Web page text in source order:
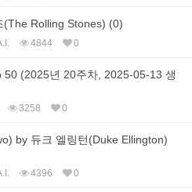
(The Rolling Stones) (0)
4844 0
50 (2025년 20주차, 2025-05-13 생
3258 0
by 듀크 엘링턴(Duke Ellington)
4396 0